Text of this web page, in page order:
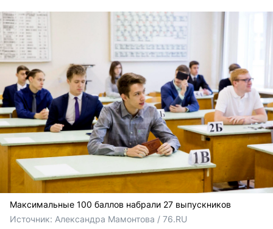
Максимальные 100 баллов набрали 27 выпускников
Источник: Александра Мамонтова / 76.RU